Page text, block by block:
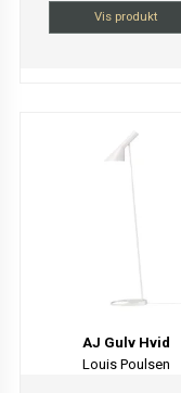
Vis produkt
AJ Gulv Hvid
Louis Poulsen